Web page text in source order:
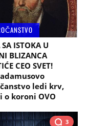
ISTOKA U
BLIZANCA
CEO SVET!
ledi krv,
o koroni OVO
3